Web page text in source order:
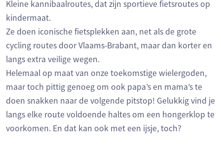
Kleine kannibaalroutes, dat zijn sportieve fietsroutes op
kindermaat.
Ze doen iconische fietsplekken aan, net als de grote
cycling routes door Vlaams-Brabant, maar dan korter en
langs extra veilige wegen.
Helemaal op maat van onze toekomstige wielergoden,
maar toch pittig genoeg om ook papa’s en mama’s te
doen snakken naar de volgende pitstop! Gelukkig vind je
langs elke route voldoende haltes om een hongerklop te
voorkomen. En dat kan ook met een ijsje, toch?